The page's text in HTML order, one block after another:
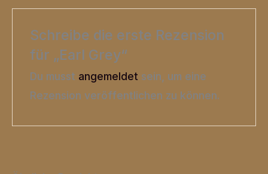
Schreibe die erste Rezension
für „Earl Grey“
Du musst angemeldet sein, um eine
Rezension veröffentlichen zu können.